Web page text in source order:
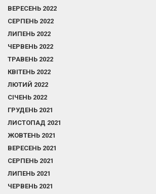
ВЕРЕСЕНЬ 2022
СЕРПЕНЬ 2022
ЛИПЕНЬ 2022
ЧЕРВЕНЬ 2022
ТРАВЕНЬ 2022
КВІТЕНЬ 2022
ЛЮТИЙ 2022
СІЧЕНЬ 2022
ГРУДЕНЬ 2021
ЛИСТОПАД 2021
ЖОВТЕНЬ 2021
ВЕРЕСЕНЬ 2021
СЕРПЕНЬ 2021
ЛИПЕНЬ 2021
ЧЕРВЕНЬ 2021